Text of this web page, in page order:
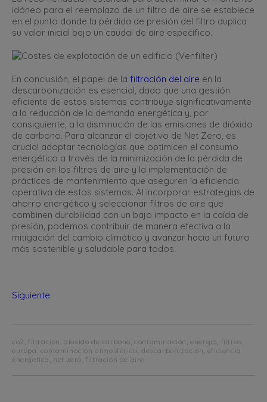
idóneo para el reemplazo de un filtro de aire se establece
en el punto donde la pérdida de presión del filtro duplica
su valor inicial bajo un caudal de aire específico.
En conclusión, el papel de la filtración del aire en la
descarbonización es esencial, dado que una gestión
eficiente de estos sistemas contribuye significativamente
a la reducción de la demanda energética y, por
consiguiente, a la disminución de las emisiones de dióxido
de carbono. Para alcanzar el objetivo de Net Zero, es
crucial adoptar tecnologías que optimicen el consumo
energético a través de la minimización de la pérdida de
presión en los filtros de aire y la implementación de
prácticas de mantenimiento que aseguren la eficiencia
operativa de estos sistemas. Al incorporar estrategias de
ahorro energético y seleccionar filtros de aire que
combinen durabilidad con un bajo impacto en la caída de
presión, podemos contribuir de manera efectiva a la
mitigación del cambio climático y avanzar hacia un futuro
más sostenible y saludable para todos.
Siguiente
co2, filtración, dioxido de carbono, contaminación, energia, filtros,
europa, contaminación atmosférica, descarbonización, eficiencia
energetica, net zero, filtración de aire